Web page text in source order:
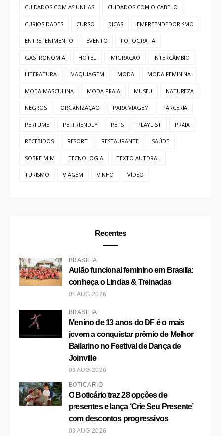
CUIDADOS COM AS UNHAS CUIDADOS COM O CABELO
CURIOSIDADES CURSO DICAS EMPREENDEDORISMO
ENTRETENIMENTO EVENTO FOTOGRAFIA
GASTRONÔMIA HOTEL IMIGRAÇÃO INTERCÂMBIO
LITERATURA MAQUIAGEM MODA MODA FEMININA
MODA MASCULINA MODA PRAIA MUSEU NATUREZA
NEGROS ORGANIZAÇÃO PARA VIAGEM PARCERIA
PERFUME PETFRIENDLY PETS PLAYLIST PRAIA
RECEBIDOS RESORT RESTAURANTE SAÚDE
SOBRE MIM TECNOLOGIA TEXTO AUTORAL
TURISMO VIAGEM VINHO VÍDEO
Recentes
BRASÍLIA
Aulão funcional feminino em Brasília:
conheça o Lindas & Treinadas
04 AUG 2026
BRASÍLIA
Menino de 13 anos do DF é o mais
jovem a conquistar prêmio de Melhor
Bailarino no Festival de Dança de
Joinville
03 AUG 2026
BOTICÁRIO
O Boticário traz 28 opções de
presentes e lança ‘Crie Seu Presente’
com descontos progressivos
03 AUG 2026